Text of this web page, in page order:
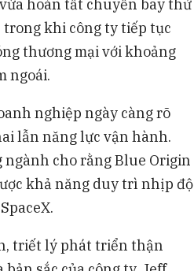
hoàn tất chuyến bay thử
khi công ty tiếp tục
thương mại với khoảng
ngoái.
nghiệp ngày càng rõ
lẫn năng lực vận hành.
cho rằng Blue Origin
khả năng duy trì nhịp độ
triết lý phát triển thận